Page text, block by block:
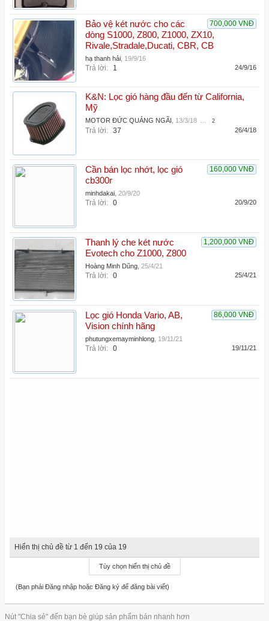
700,000 VNĐ
Bảo vệ két nước cho các
dòng S1000, Z800, Z1000, ZX10,
Rivale,Stradale,Ducati, CBR, CB
hạ thanh hải 19/9/16
Trả lời: 1 24/9/16
K&N: Lọc gió hàng đầu đến từ California,
Mỹ
MOTOR ĐỨC QUẢNG NGÃI 13/3/18 ... 2
Trả lời: 37 26/4/18
160,000 VNĐ
Cần bán lọc nhớt, lọc gió
cb300r
minhdakai 20/9/20
Trả lời: 0 20/9/20
1,200,000 VNĐ
Thanh lý che két nước
Evotech cho Z1000, Z800
Hoàng Minh Dũng 25/4/21
Trả lời: 0 25/4/21
86,000 VNĐ
Lọc gió Honda Vario, AB,
Vision chính hãng
phutungxemayminhlong 19/11/21
Trả lời: 0 19/11/21
Hiển thị chủ đề từ 1 đến 19 của 19
Tùy chọn hiển thị chủ đề
(Bạn phải Đăng nhập hoặc Đăng ký để đăng bài viết)
Nút "Chia sẻ" đến bạn bè giúp sản phẩm bán nhanh hơn